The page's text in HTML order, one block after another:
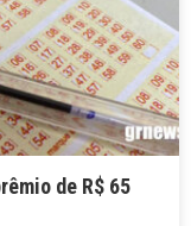
de R$ 65